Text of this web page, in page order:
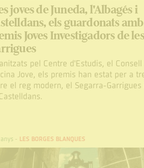
joves de Juneda, l'Albagés i
els guardonats
Joves Investigadors de les
pel Centre d'Estudis, el
Jove, els premis han estat per a
el reg modern, el Segarra-
- LES BORGES BLANQUES